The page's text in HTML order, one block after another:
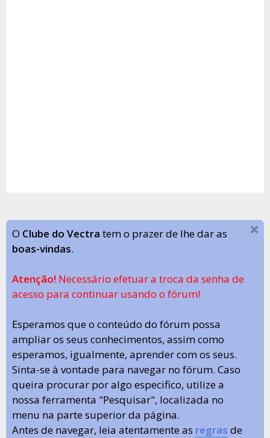
O Clube do Vectra tem o prazer de lhe dar as
boas-vindas.
Atenção! Necessário efetuar a troca da senha de
acesso para continuar usando o fórum!
Esperamos que o conteúdo do fórum possa
ampliar os seus conhecimentos, assim como
esperamos, igualmente, aprender com os seus.
Sinta-se à vontade para navegar no fórum. Caso
queira procurar por algo especifico, utilize a
nossa ferramenta "Pesquisar", localizada no
menu na parte superior da página.
Antes de navegar, leia atentamente as regras de